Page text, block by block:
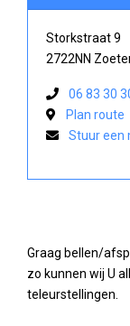
Graag bellen/
zo kunnen wij U
teleurstellingen.
Storkstraat 9
2722NN
06 83 30
Plan route
Stuur een